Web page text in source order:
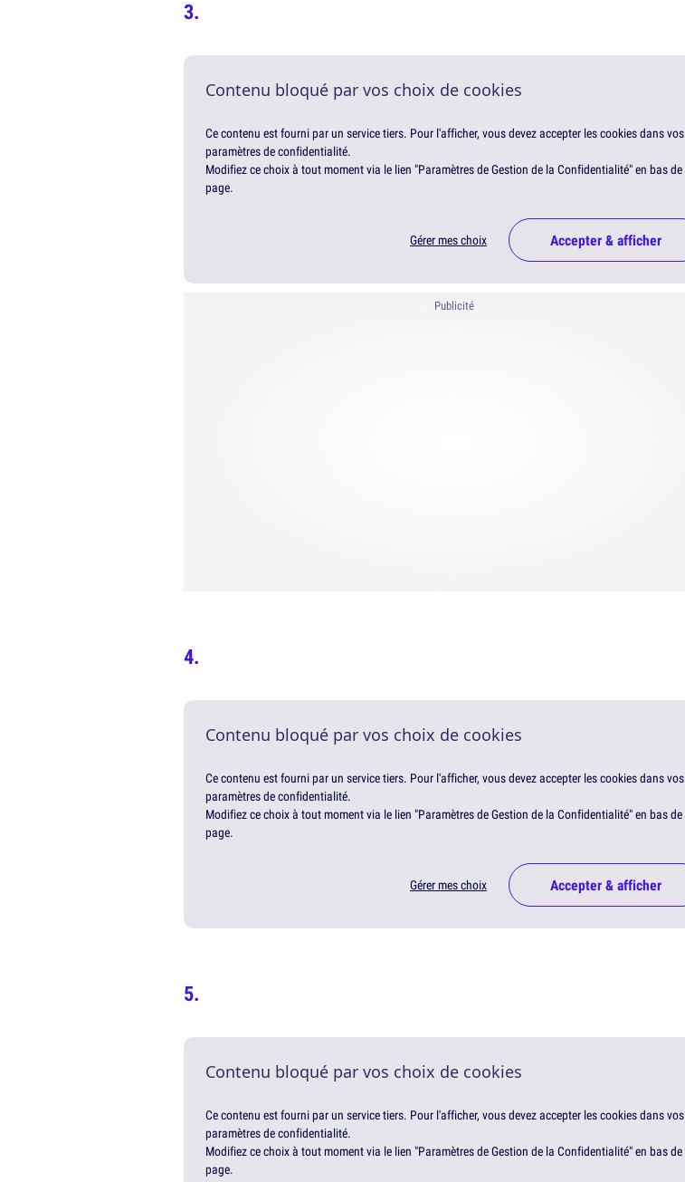
Contenu bloqué par vos choix de cookies
Ce contenu est fourni par un service tiers. Pour l'afficher, vous devez accepter les cookies dans vos
paramètres de confidentialité.
Modifiez ce choix à tout moment via le lien "Paramètres de Gestion de la Confidentialité" en bas de
page.
Gérer mes choix Accepter & afficher
Publicité
Contenu bloqué par vos choix de cookies
Ce contenu est fourni par un service tiers. Pour l'afficher, vous devez accepter les cookies dans vos
paramètres de confidentialité.
Modifiez ce choix à tout moment via le lien "Paramètres de Gestion de la Confidentialité" en bas de
page.
Gérer mes choix Accepter & afficher
Contenu bloqué par vos choix de cookies
Ce contenu est fourni par un service tiers. Pour l'afficher, vous devez accepter les cookies dans vos
paramètres de confidentialité.
Modifiez ce choix à tout moment via le lien "Paramètres de Gestion de la Confidentialité" en bas de
page.